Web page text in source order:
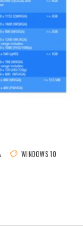
WINDOWS 10